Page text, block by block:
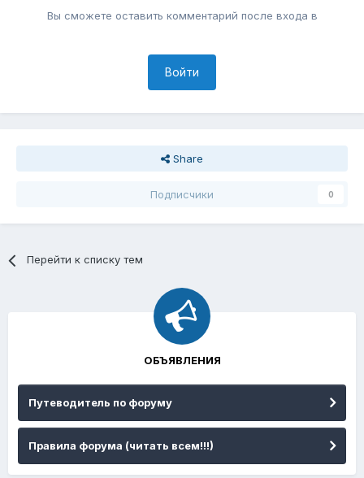
Вы сможете оставить комментарий после входа в
Войти
Share
Подписчики 0
Перейти к списку тем
ОБЪЯВЛЕНИЯ
Путеводитель по форуму
Правила форума (читать всем!!!)